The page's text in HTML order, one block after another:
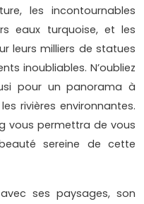
les incontournables
eaux turquoise, et les
leurs milliers de statues
inoubliables. N’oubliez
pour un panorama à
rivières environnantes.
vous permettra de vous
sereine de cette
ses paysages, son